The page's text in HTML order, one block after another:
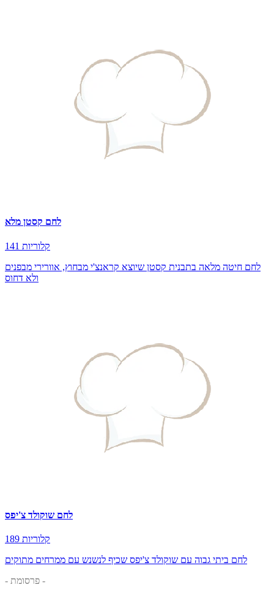
לחם קסטן מלא
141 קלוריות
לחם חיטה מלאה בתבנית קסטן שיוצא קראנצ'י מבחוץ, אוורירי מבפנים
ולא דחוס
לחם שוקולד צ'יפס
189 קלוריות
לחם ביתי גבוה עם שוקולד צ'יפס שכיף לנשנש עם ממרחים מתוקים
- פרסומת -